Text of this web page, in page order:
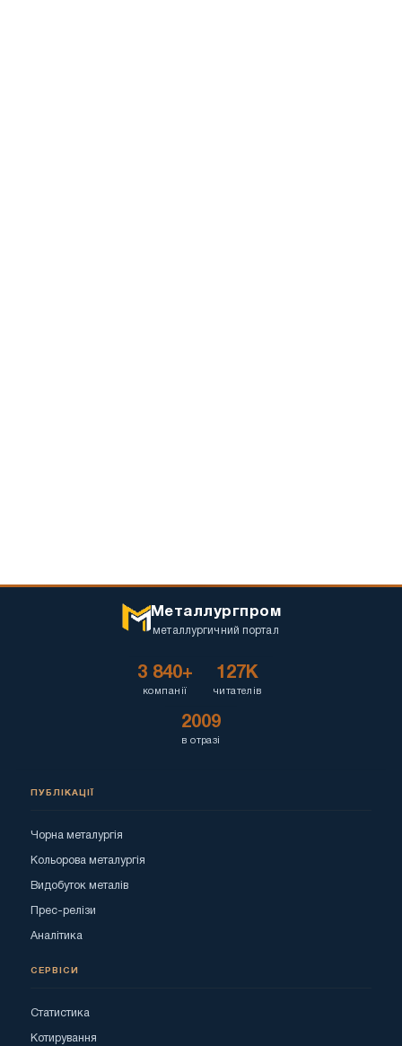
Металлургпром
металлургичний портал
3 840+
компанії
127K
читателів
2009
в отразі
ПУБЛІКАЦІЇ
Чорна металургія
Кольорова металургія
Видобуток металів
Прес-релізи
Аналітика
СЕРВІСИ
Статистика
Котирування